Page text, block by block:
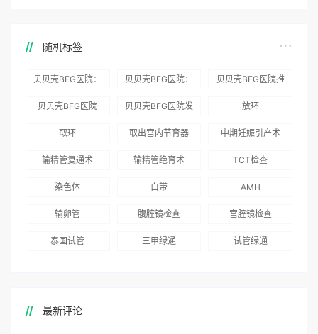
随机标签
贝贝壳BFG医院：
务
贝贝壳BFG医院：
术”和“法律支持”
贝贝壳BFG医院推
贝贝壳BFG医院
贝贝壳BFG医院发
国版）》
放环
取环 取出宫内节育器 中期妊娠引产术
输精管复通术 输精管绝育术 TCT检查
染色体 白带 AMH
输卵管 腹腔镜检查 宫腔镜检查
泰国试管 三甲绿通 试管绿通
最新评论